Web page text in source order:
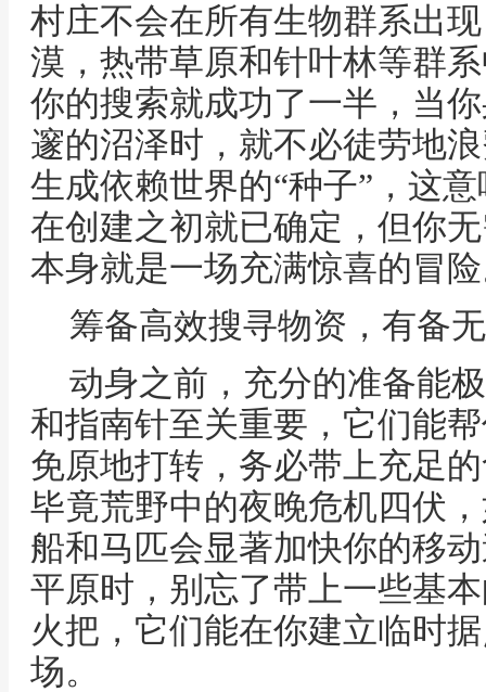
村庄不会在所有生物群系出
漠，热带草原和针叶林等群
你的搜索就成功了一半，当
邃的沼泽时，就不必徒劳地
生成依赖世界的“种子”，这
在创建之初就已确定，但你
本身就是一场充满惊喜的冒
筹备高效搜寻物资，有备
动身之前，充分的准备能
和指南针至关重要，它们能
免原地打转，务必带上充足
毕竟荒野中的夜晚危机四伏
船和马匹会显著加快你的移
平原时，别忘了带上一些基
火把，它们能在你建立临时
场。